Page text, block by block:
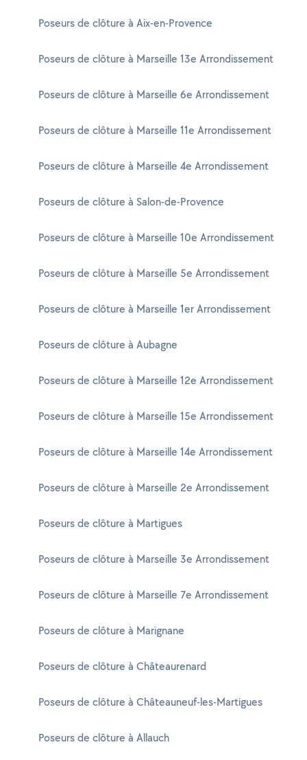
Poseurs de clôture à Aix-en-Provence
Poseurs de clôture à Marseille 13e Arrondissement
Poseurs de clôture à Marseille 6e Arrondissement
Poseurs de clôture à Marseille 11e Arrondissement
Poseurs de clôture à Marseille 4e Arrondissement
Poseurs de clôture à Salon-de-Provence
Poseurs de clôture à Marseille 10e Arrondissement
Poseurs de clôture à Marseille 5e Arrondissement
Poseurs de clôture à Marseille 1er Arrondissement
Poseurs de clôture à Aubagne
Poseurs de clôture à Marseille 12e Arrondissement
Poseurs de clôture à Marseille 15e Arrondissement
Poseurs de clôture à Marseille 14e Arrondissement
Poseurs de clôture à Marseille 2e Arrondissement
Poseurs de clôture à Martigues
Poseurs de clôture à Marseille 3e Arrondissement
Poseurs de clôture à Marseille 7e Arrondissement
Poseurs de clôture à Marignane
Poseurs de clôture à Châteaurenard
Poseurs de clôture à Châteauneuf-les-Martigues
Poseurs de clôture à Allauch